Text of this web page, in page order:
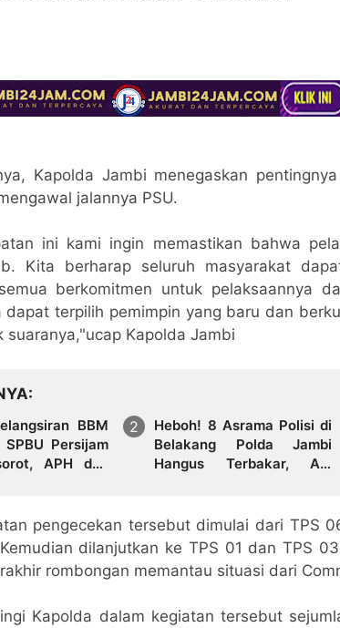
Kapolda Jambi menegaskan
jalannya PSU.
ini kami ingin memastikan bahwa
Kita berharap seluruh masyarakat
berkomitmen untuk pelaksaannya
dapat terpilih pemimpin yang baru dan
suaranya,"ucap Kapolda Jambi
BBM
Persijam
APH dan
Heboh! 8 Asrama Polisi di
Belakang Polda Jambi
Hangus Terbakar, Api
pengecekan tersebut dimulai dari TPS
dilanjutkan ke TPS 01 dan TPS
rombongan memantau situasi dari
Kapolda dalam kegiatan tersebut